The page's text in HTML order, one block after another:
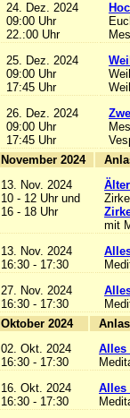
24. Dez. 2024
09:00 Uhr
22.:00 Uhr
25. Dez. 2024
09:00 Uhr
17:45 Uhr
26. Dez. 2024
09:00 Uhr
17:45 Uhr
November 2024
13. Nov. 2024
10 - 12 Uhr und
16 - 18 Uhr
mit
13. Nov. 2024
16:30 - 17:30
27. Nov. 2024
16:30 - 17:30
Oktober 2024
02. Okt. 2024
16:30 - 17:30
Alles
16. Okt. 2024
16:30 - 17:30
Alles